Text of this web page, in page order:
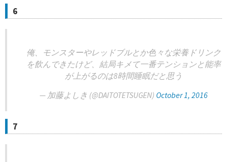
6
俺、モンスターやレッドブルとか色々な栄養ドリンク
を飲んできたけど、結局キメて一番テンションと能率
が上がるのは8時間睡眠だと思う
— 加藤よしき (@DAITOTETSUGEN) October 1, 2016
7